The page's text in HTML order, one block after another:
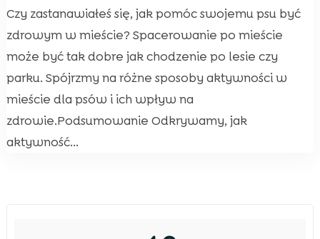
Czy zastanawiałeś się, jak pomóc swojemu psu być
zdrowym w mieście? Spacerowanie po mieście
może być tak dobre jak chodzenie po lesie czy
parku. Spójrzmy na różne sposoby aktywności w
mieście dla psów i ich wpływ na
zdrowie.Podsumowanie Odkrywamy, jak
aktywność...